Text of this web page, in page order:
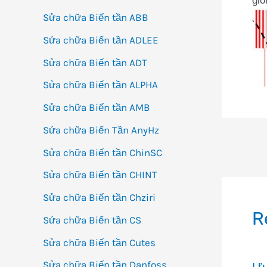
Sửa chữa Biến tần ABB
Sửa chữa Biến tần ADLEE
Sửa chữa Biến tần ADT
Sửa chữa Biến tần ALPHA
Sửa chữa Biến tần AMB
Sửa chữa Biến Tần AnyHz
Sửa chữa Biến tần ChinSC
Sửa chữa Biến tần CHINT
Sửa chữa Biến tần Chziri
Sửa chữa Biến tần CS
Sửa chữa Biến tần Cutes